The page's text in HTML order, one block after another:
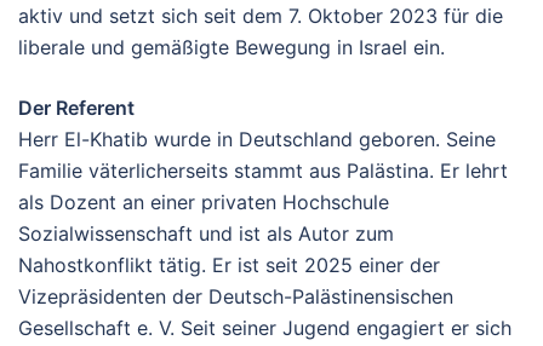
aktiv und setzt sich seit dem 7. Oktober 2023 für die
liberale und gemäßigte Bewegung in Israel ein.
Der Referent
Herr El-Khatib wurde in Deutschland geboren. Seine
Familie väterlicherseits stammt aus Palästina. Er lehrt
als Dozent an einer privaten Hochschule
Sozialwissenschaft und ist als Autor zum
Nahostkonflikt tätig. Er ist seit 2025 einer der
Vizepräsidenten der Deutsch-Palästinensischen
Gesellschaft e. V. Seit seiner Jugend engagiert er sich